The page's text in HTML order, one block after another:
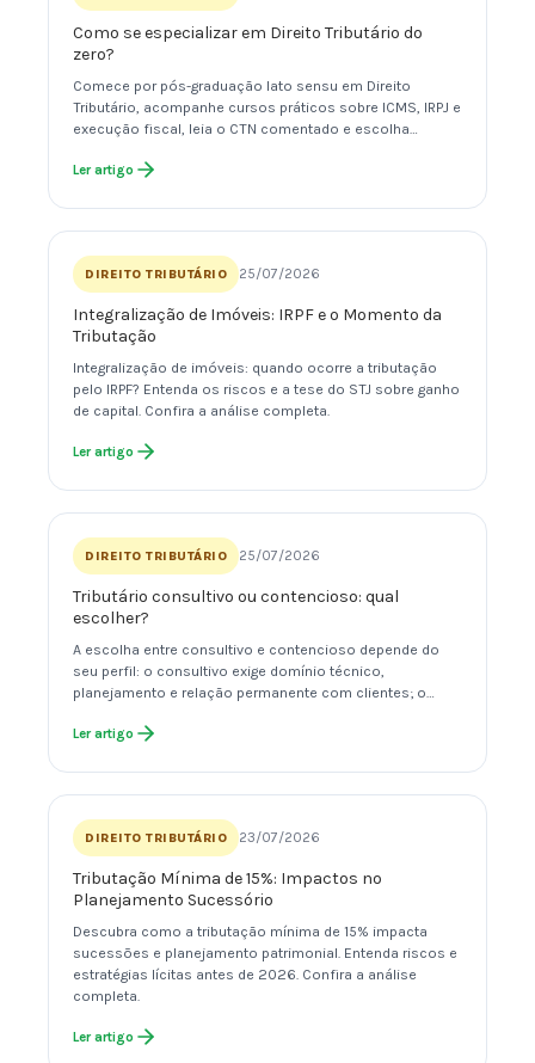
Como se especializar em Direito Tributário do
zero?
Comece por pós-graduação lato sensu em Direito
Tributário, acompanhe cursos práticos sobre ICMS, IRPJ e
execução fiscal, leia o CTN comentado e escolha…
Ler artigo
DIREITO TRIBUTÁRIO 25/07/2026
Integralização de Imóveis: IRPF e o Momento da
Tributação
Integralização de imóveis: quando ocorre a tributação
pelo IRPF? Entenda os riscos e a tese do STJ sobre ganho
de capital. Confira a análise completa.
Ler artigo
DIREITO TRIBUTÁRIO 25/07/2026
Tributário consultivo ou contencioso: qual
escolher?
A escolha entre consultivo e contencioso depende do
seu perfil: o consultivo exige domínio técnico,
planejamento e relação permanente com clientes; o…
Ler artigo
DIREITO TRIBUTÁRIO 23/07/2026
Tributação Mínima de 15%: Impactos no
Planejamento Sucessório
Descubra como a tributação mínima de 15% impacta
sucessões e planejamento patrimonial. Entenda riscos e
estratégias lícitas antes de 2026. Confira a análise
completa.
Ler artigo